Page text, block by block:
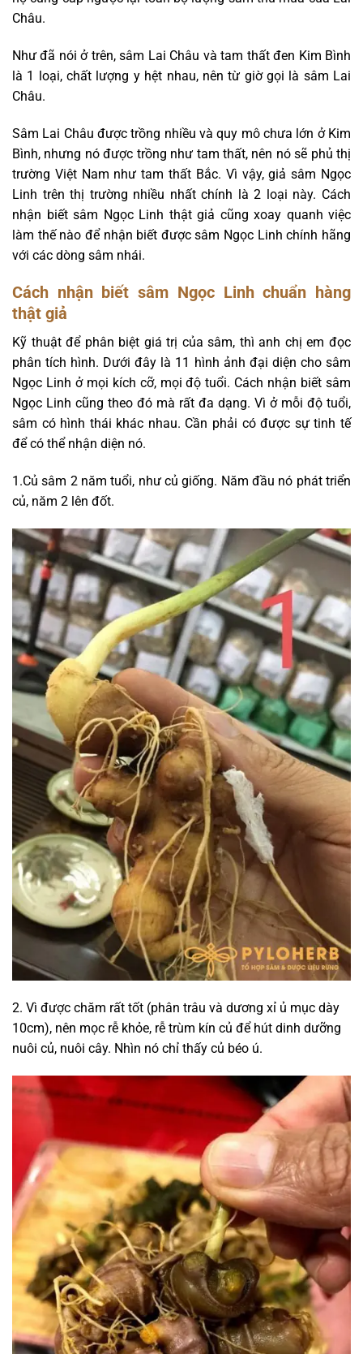
Châu.
Như đã nói ở trên, sâm Lai Châu và tam thất đen Kim Bình
là 1 loại, chất lượng y hệt nhau, nên từ giờ gọi là sâm Lai
Châu.
Sâm Lai Châu được trồng nhiều và quy mô chưa lớn ở Kim
Bình, nhưng nó được trồng như tam thất, nên nó sẽ phủ thị
trường Việt Nam như tam thất Bắc. Vì vậy, giả sâm Ngọc
Linh trên thị trường nhiều nhất chính là 2 loại này. Cách
nhận biết sâm Ngọc Linh thật giả cũng xoay quanh việc
làm thế nào để nhận biết được sâm Ngọc Linh chính hãng
với các dòng sâm nhái.
Cách nhận biết sâm Ngọc Linh chuẩn hàng
thật giả
Kỹ thuật để phân biệt giá trị của sâm, thì anh chị em đọc
phân tích hình. Dưới đây là 11 hình ảnh đại diện cho sâm
Ngọc Linh ở mọi kích cỡ, mọi độ tuổi. Cách nhận biết sâm
Ngọc Linh cũng theo đó mà rất đa dạng. Vì ở mỗi độ tuổi,
sâm có hình thái khác nhau. Cần phải có được sự tinh tế
để có thể nhận diện nó.
1.Củ sâm 2 năm tuổi, như củ giống. Năm đầu nó phát triển
củ, năm 2 lên đốt.
2. Vì được chăm rất tốt (phân trâu và dương xỉ ủ mục dày
10cm), nên mọc rễ khỏe, rễ trùm kín củ để hút dinh dưỡng
nuôi củ, nuôi cây. Nhìn nó chỉ thấy củ béo ú.